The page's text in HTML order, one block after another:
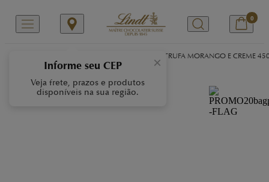
×
Informe seu CEP
Veja frete, prazos e produtos
disponíveis na sua região.
0
LINDOR TRUFA MORANGO E CREME